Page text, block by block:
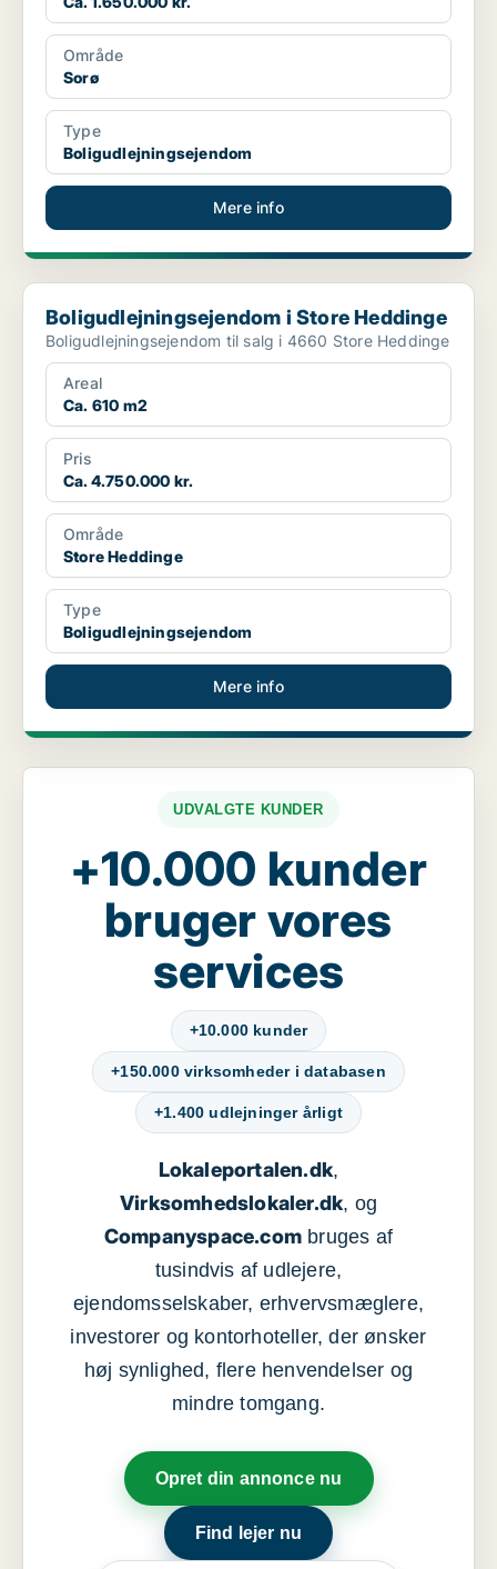
Område
Sorø
Type
Boligudlejningsejendom
Mere info
Boligudlejningsejendom i Store Heddinge
Boligudlejningsejendom i Store Heddinge
Boligudlejningsejendom til salg i 4660 Store Heddinge
Areal
Ca. 610 m2
Pris
Ca. 4.750.000 kr.
Område
Store Heddinge
Type
Boligudlejningsejendom
Mere info
UDVALGTE KUNDER
+10.000 kunder
bruger vores
services
+10.000 kunder
+150.000 virksomheder i databasen
+1.400 udlejninger årligt
Lokaleportalen.dk,
Virksomhedslokaler.dk, og
Companyspace.com bruges af
tusindvis af udlejere,
ejendomsselskaber, erhvervsmæglere,
investorer og kontorhoteller, der ønsker
høj synlighed, flere henvendelser og
mindre tomgang.
Opret din annonce nu
Find lejer nu